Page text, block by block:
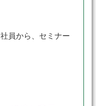
員から、セミナー